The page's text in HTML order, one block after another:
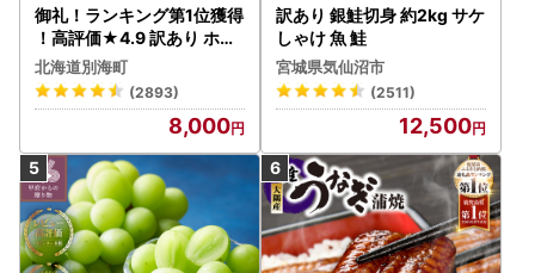
御礼！ランキング第1位獲得
！高評価★4.9 訳あり ホタ
テ 400g（ほたて 帆立 貝柱
冷凍 ）
北海道別海町
(2893)
8,000
訳あり 銀鮭切身 約2kg サケ
しゃけ 魚 鮭
宮城県気仙沼市
(2511)
12,500